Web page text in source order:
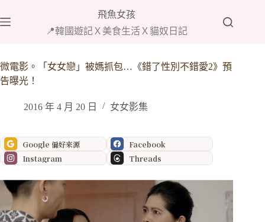
至
內
容
飛魚女孩
📍韓國遊記Ｘ美食生活Ｘ貓奴日記
微電影。「女女戀」被媽抓包…《錯了性別不錯愛2》預
告曝光！
2016 年 4 月 20 日 女女影集
Google 偏好來源
Facebook
Instagram
Threads